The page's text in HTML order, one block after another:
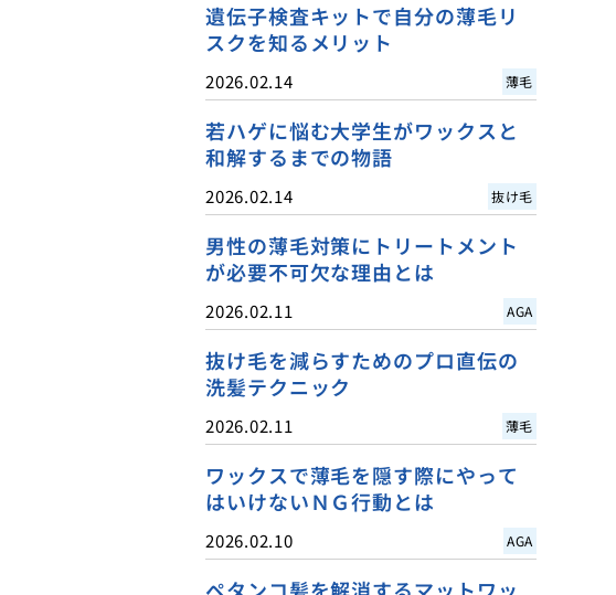
遺伝子検査キットで自分の薄毛リ
スクを知るメリット
2026.02.14 薄毛
若ハゲに悩む大学生がワックスと
和解するまでの物語
2026.02.14 抜け毛
男性の薄毛対策にトリートメント
が必要不可欠な理由とは
2026.02.11 AGA
抜け毛を減らすためのプロ直伝の
洗髪テクニック
2026.02.11 薄毛
ワックスで薄毛を隠す際にやって
はいけないＮＧ行動とは
2026.02.10 AGA